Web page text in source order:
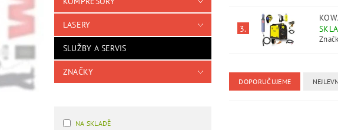
LASERY
SLUŽBY A SERVIS
ZNAČKY
NA SKLADĚ
3.
DOPORUČUJEME